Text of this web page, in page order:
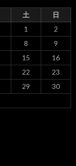
土
日
1
2
8
9
15
16
22
23
29
30